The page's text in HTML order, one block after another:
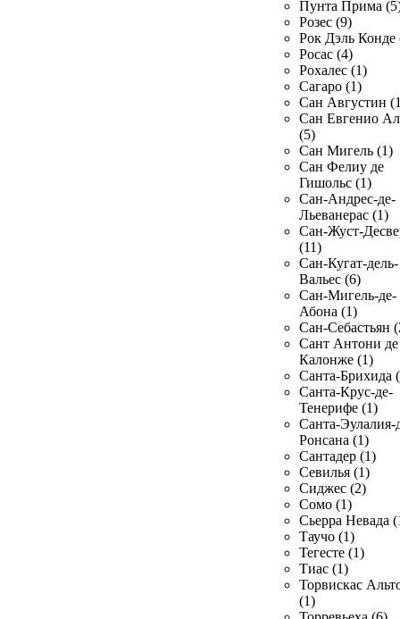
Пунта Прима
Розес (9)
Рок Дэль Конде
Росас (4)
Рохалес (1)
Сагаро (1)
Сан Августин
Сан Евгенио
(5)
Сан Мигель (1)
Сан Фелиу де
Гишольс (1)
Сан-Андрес-де-
Льеванерас (1)
Сан-Жуст-
(11)
Сан-Кугат-дель-
Вальес (6)
Сан-Мигель-де-
Абона (1)
Сан-Себастьян
Сант Антони де
Калонже (1)
Санта-Брихида
Санта-Крус-де-
Тенерифе (1)
Санта-Эулалия-
Ронсана (1)
Сантадер (1)
Севилья (1)
Сиджес (2)
Сомо (1)
Сьерра Невада
Таучо (1)
Тегесте (1)
Тиас (1)
Торвискас
(1)